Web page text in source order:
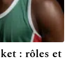
: rôles et